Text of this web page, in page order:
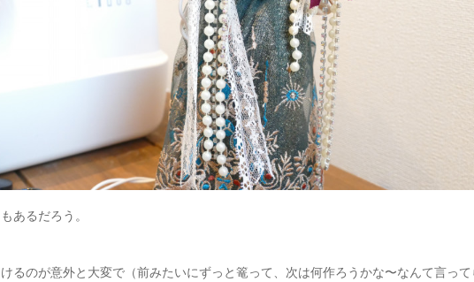
あるだろう。
るのが意外と大変で（前みたいにずっと篭って、次は何作ろうかな〜なんて言っ